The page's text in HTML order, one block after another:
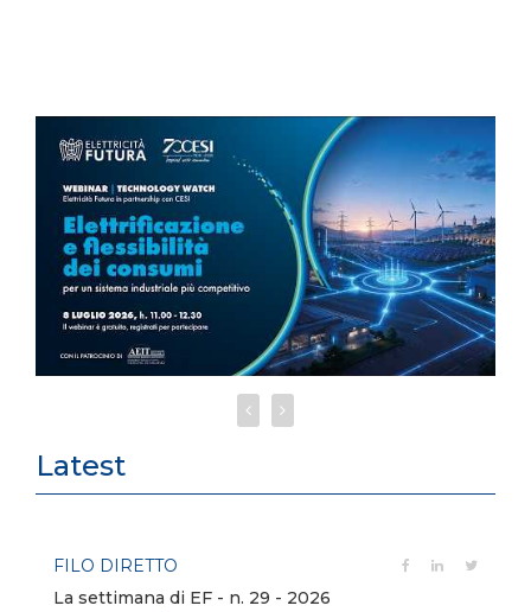
Latest
FILO DIRETTO
La settimana di EF - n. 29 - 2026